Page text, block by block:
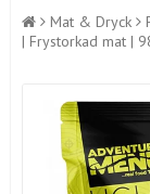
Mat & Dryck
| Frystorkad mat |